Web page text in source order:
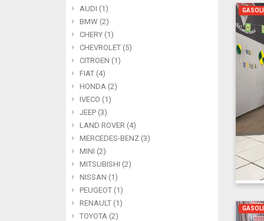
AUDI (1)
BMW (2)
CHERY (1)
CHEVROLET (5)
CITROEN (1)
FIAT (4)
HONDA (2)
IVECO (1)
JEEP (3)
LAND ROVER (4)
MERCEDES-BENZ (3)
MINI (2)
MITSUBISHI (2)
NISSAN (1)
PEUGEOT (1)
RENAULT (1)
TOYOTA (2)